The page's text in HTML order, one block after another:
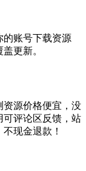
的账号下载资源
更新。
资源价格便宜，没
可评论区反馈，站
现金退款！